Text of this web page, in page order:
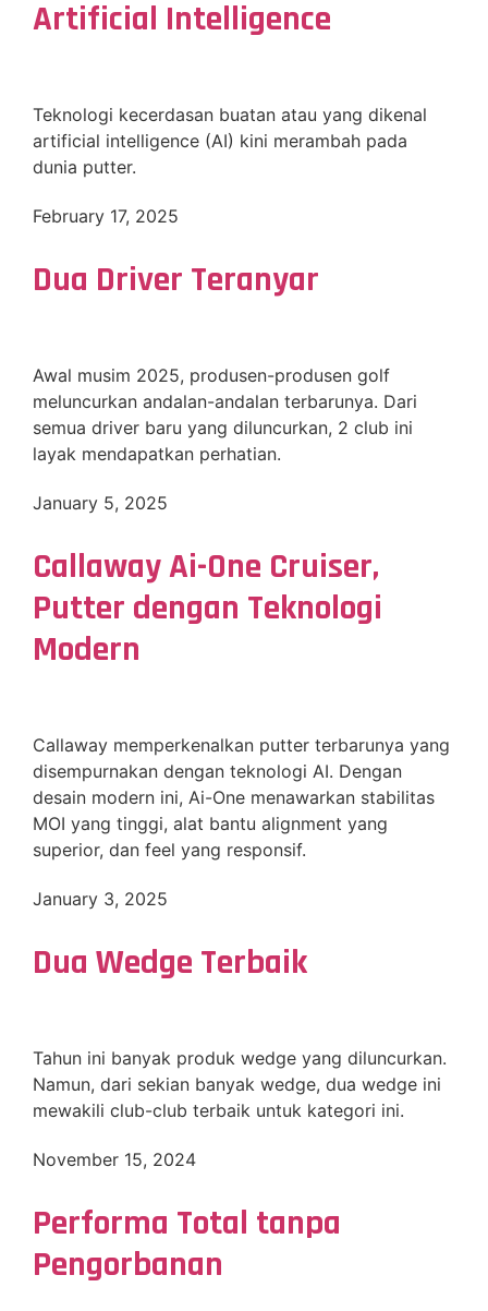
Artificial Intelligence
Teknologi kecerdasan buatan atau yang dikenal
artificial intelligence (AI) kini merambah pada
dunia putter.
February 17, 2025
Dua Driver Teranyar
Awal musim 2025, produsen-produsen golf
meluncurkan andalan-andalan terbarunya. Dari
semua driver baru yang diluncurkan, 2 club ini
layak mendapatkan perhatian.
January 5, 2025
Callaway Ai-One Cruiser,
Putter dengan Teknologi
Modern
Callaway memperkenalkan putter terbarunya yang
disempurnakan dengan teknologi AI. Dengan
desain modern ini, Ai-One menawarkan stabilitas
MOI yang tinggi, alat bantu alignment yang
superior, dan feel yang responsif.
January 3, 2025
Dua Wedge Terbaik
Tahun ini banyak produk wedge yang diluncurkan.
Namun, dari sekian banyak wedge, dua wedge ini
mewakili club-club terbaik untuk kategori ini.
November 15, 2024
Performa Total tanpa
Pengorbanan